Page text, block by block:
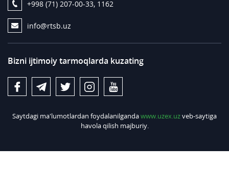
+998 (71) 207-00-33, 1162
info@rtsb.uz
Bizni ijtimoiy tarmoqlarda kuzating
Saytdagi ma'lumotlardan foydalanilgandawww.uzex.uzveb-saytiga
havola qilish majburiy.